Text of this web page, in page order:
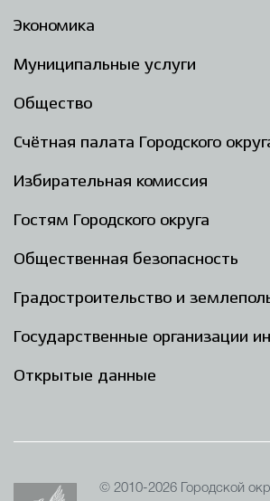
Экономика
Муниципальные услуги
Общество
Счётная палата Городского
Избирательная комиссия
Гостям Городского округа
Общественная безопасность
Градостроительство и
Государственные организации
Открытые данные
© 2010-2026 Городской